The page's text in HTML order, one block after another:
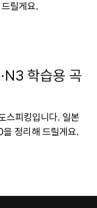
릴게요.
학습용 곡
스피킹입니다. 일본
정리해 드릴게요.